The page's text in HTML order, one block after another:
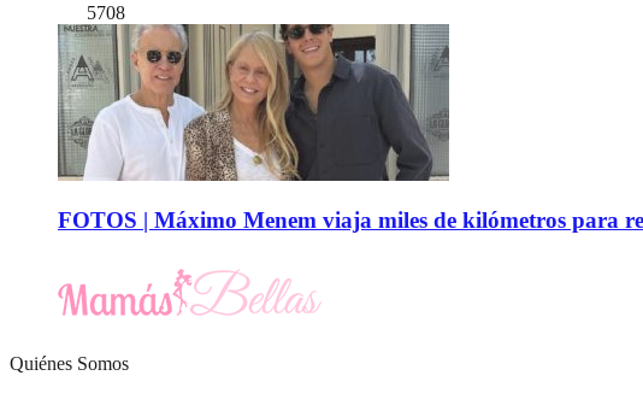
5708
FOTOS | Máximo Menem viaja miles de kilómetros para
Quiénes Somos